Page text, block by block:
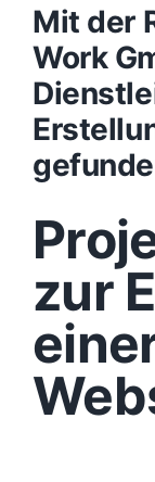
Mit der
Work
zur